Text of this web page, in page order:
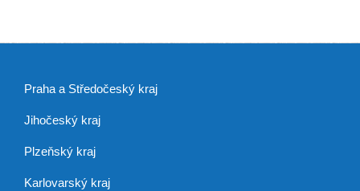
Praha a Středočeský kraj
Jihočeský kraj
Plzeňský kraj
Karlovarský kraj